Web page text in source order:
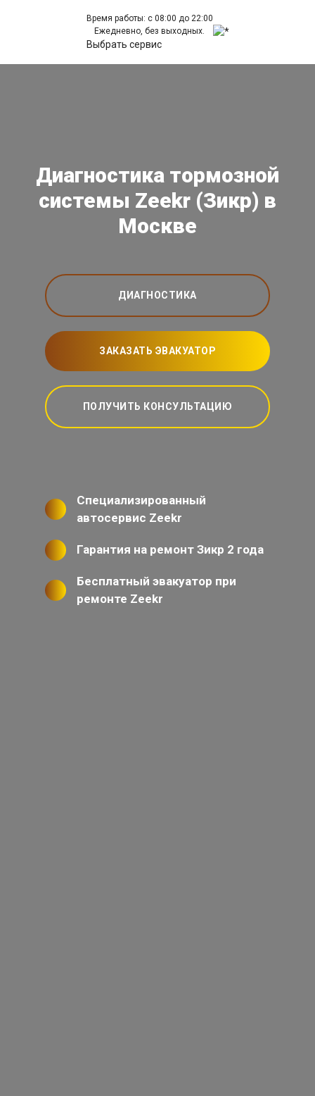
Время работы: с 08:00 до 22:00
Ежедневно, без выходных.
Выбрать сервис
Диагностика тормозной
системы Zeekr (Зикр) в
Москве
ДИАГНОСТИКА
ЗАКАЗАТЬ ЭВАКУАТОР
ПОЛУЧИТЬ КОНСУЛЬТАЦИЮ
Специализированный
автосервис Zeekr
Гарантия на ремонт Зикр 2 года
Бесплатный эвакуатор при
ремонте Zeekr